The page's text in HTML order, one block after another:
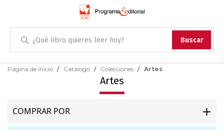
Buscar
Administración
Antropología
Arquitectura
Skip
Página de inicio Catálogo Colecciones Artes
Artes
COMPRAR POR